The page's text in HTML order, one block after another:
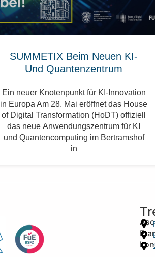
SUMMETIX Beim Neuen KI-
Und Quantenzentrum
Ein neuer Knotenpunkt für KI-Innovation
in Europa Am 28. Mai eröffnet das House
of Digital Transformation (HoDT) offiziell
das neue Anwendungszentrum für KI
und Quantencomputing im Bertramshof
in